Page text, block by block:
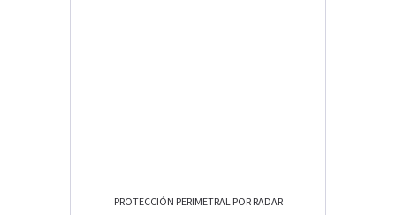
PROTECCIÓN PERIMETRAL POR RADAR